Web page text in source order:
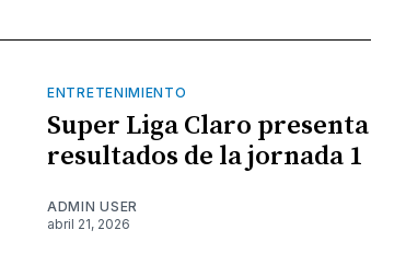
ENTRETENIMIENTO
Super Liga Claro presenta
resultados de la jornada 1
ADMIN USER
abril 21, 2026